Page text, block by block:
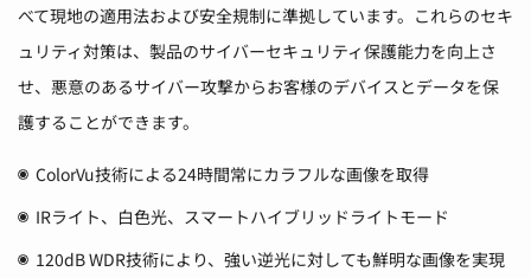
べて現地の適用法および安全規制に準拠しています。これらのセキ
ュリティ対策は、製品のサイバーセキュリティ保護能力を向上さ
せ、悪意のあるサイバー攻撃からお客様のデバイスとデータを保
護することができます。
ColorVu技術による24時間常にカラフルな画像を取得
IRライト、白色光、スマートハイブリッドライトモード
120dB WDR技術により、強い逆光に対しても鮮明な画像を実現